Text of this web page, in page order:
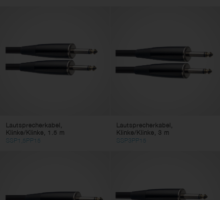
Anschluss 1
SPK
Lautsprecherkabel,
Klinke/Klinke, 1.5 m
SSP1,5PP15
Lautsprecherkabel,
Klinke/Klinke, 3 m
SSP3PP15